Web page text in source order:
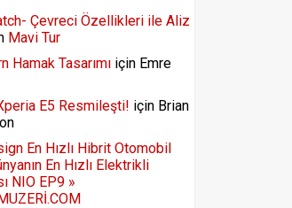
Çevreci Özellikleri ile Aliz
Mavi Tur
Hamak Tasarımı için Emre
E5 Resmileşti! için Brian
En Hızlı Hibrit Otomobil
En Hızlı Elektrikli
NIO EP9 »